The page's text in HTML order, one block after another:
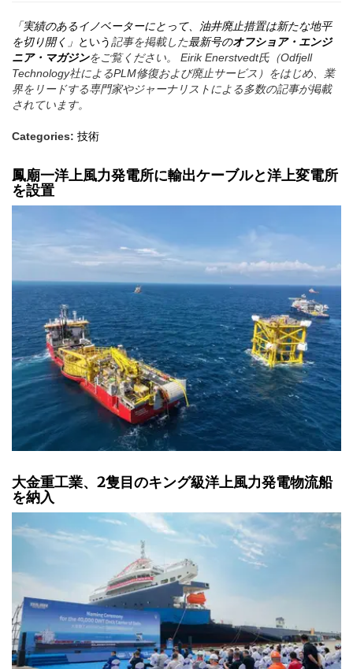
「実績のあるイノベーターにとって、油井廃止措置は新たな地平
を切り開く」 という記事を掲載した最新号のオフショア・エンジ
ニア・マガジンをご覧ください。
Eirik Enerstvedt氏（Odfjell
Technology社によるPLM修復および廃止サービス）をはじめ、業
界をリードする専門家やジャーナリストによる多数の記事が掲載
されています。
Categories: 技術
鳳廟一洋上風力発電所に輸出ケーブルと洋上変電所
を設置
大金重工業、2隻目のキング級洋上風力発電物流船
を納入